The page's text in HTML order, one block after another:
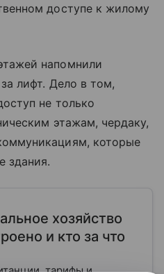
доступе к жилому
напомнили
лифт. Дело в том,
не только
этажам, чердаку,
которые
здания.
хозяйство
и кто за что
тарифы и